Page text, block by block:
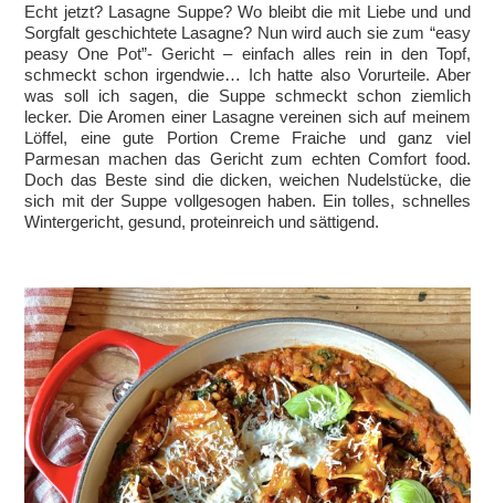
Echt jetzt? Lasagne Suppe? Wo bleibt die mit Liebe und und
Sorgfalt geschichtete Lasagne? Nun wird auch sie zum “easy
peasy One Pot”- Gericht – einfach alles rein in den Topf,
schmeckt schon irgendwie… Ich hatte also Vorurteile. Aber
was soll ich sagen, die Suppe schmeckt schon ziemlich
lecker. Die Aromen einer Lasagne vereinen sich auf meinem
Löffel, eine gute Portion Creme Fraiche und ganz viel
Parmesan machen das Gericht zum echten Comfort food.
Doch das Beste sind die dicken, weichen Nudelstücke, die
sich mit der Suppe vollgesogen haben. Ein tolles, schnelles
Wintergericht, gesund, proteinreich und sättigend.